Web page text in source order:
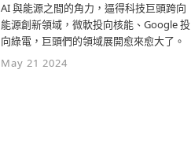
AI 與能源之間的角力，逼得科技巨頭跨向
能源創新領域，微軟投向核能、Google 投
向綠電，巨頭們的領域展開愈來愈大了。
May 21 2024